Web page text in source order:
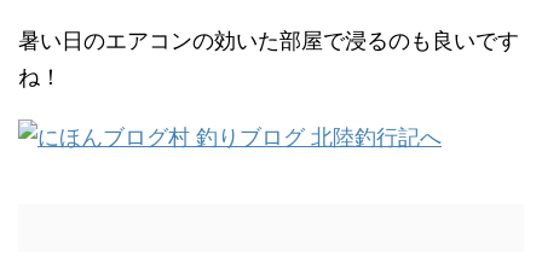
暑い日のエアコンの効いた部屋で浸るのも良いです
ね！